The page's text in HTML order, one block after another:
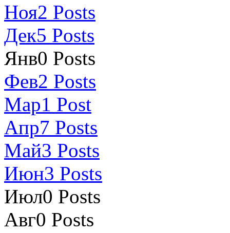
Ноя2 Posts
Дек5 Posts
Янв0 Posts
Фев2 Posts
Мар1 Post
Апр7 Posts
Май3 Posts
Июн3 Posts
Июл0 Posts
Авг0 Posts